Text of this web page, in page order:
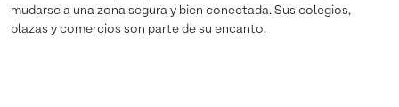
mudarse a una zona segura y bien conectada. Sus colegios,
plazas y comercios son parte de su encanto.